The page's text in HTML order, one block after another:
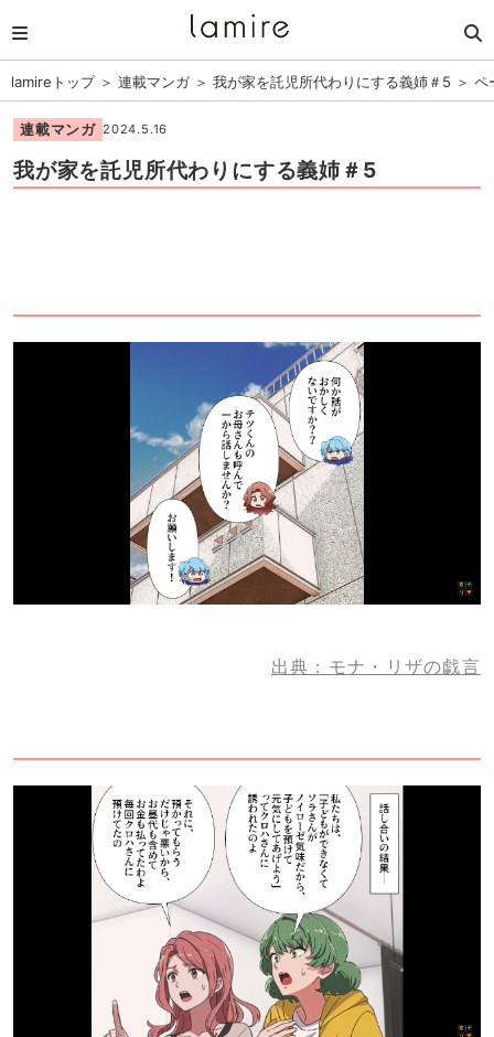
lamireトップ＞ 連載マンガ＞ 我が家を託児所代わりにする義姉＃5 ＞ ペ
連載マンガ 2024.5.16
我が家を託児所代わりにする義姉＃5
出典：モナ・リザの戯言